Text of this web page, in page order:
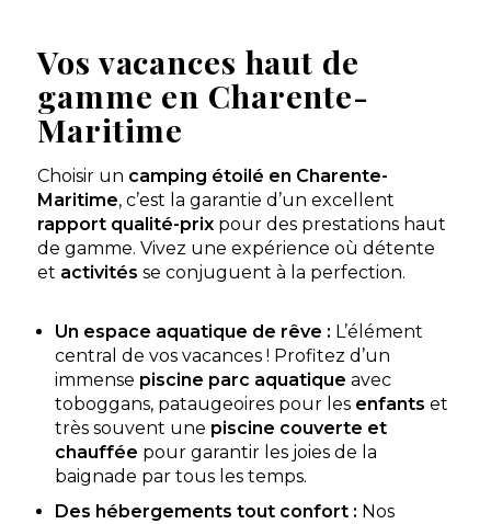
Vos vacances haut de
gamme en Charente-
Maritime
Choisir un camping étoilé en Charente-
Maritime, c’est la garantie d’un excellent
rapport qualité-prix pour des prestations haut
de gamme. Vivez une expérience où détente
et activités se conjuguent à la perfection.
Un espace aquatique de rêve : L’élément
central de vos vacances ! Profitez d’un
immense piscine parc aquatique avec
toboggans, pataugeoires pour les enfants et
très souvent une piscine couverte et
chauffée pour garantir les joies de la
baignade par tous les temps.
Des hébergements tout confort : Nos
Mobil-home Familial
2 chambres - 4
personnes - 25 m²
À partir de360 €
nuits
Découvrir ce
Camping de l’Île Blanche
Le Camping de l'Île Blanche, 4 étoiles à La Flotte-
en-Ré, vous accueille dans un parc boisé de 4
hectares avec espace bien-ê
La Flotte-en-Ré, Charente-Maritime , Nouvelle-Aquitaine
Voir le site